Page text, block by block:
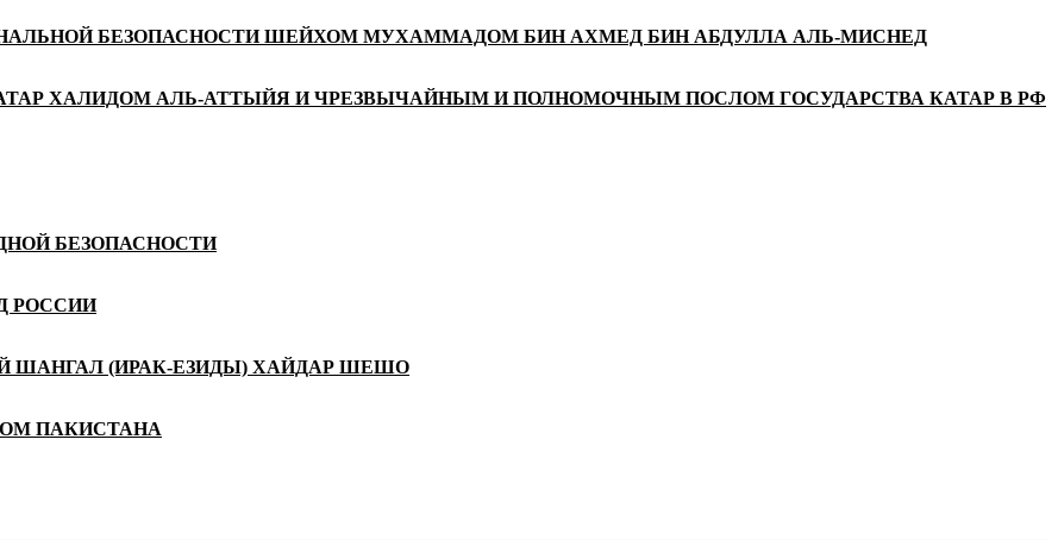
БЕЗОПАСНОСТИ ШЕЙХОМ МУХАММАДОМ БИН АХМЕД БИН АБДУЛЛА АЛЬ-МИСНЕД
ХАЛИДОМ АЛЬ-АТТЫЙЯ И ЧРЕЗВЫЧАЙНЫМ И ПОЛНОМОЧНЫМ ПОСЛОМ ГОСУДАРСТВА КАТАР В РФ
БЕЗОПАСНОСТИ
РОССИИ
(ИРАК-ЕЗИДЫ) ХАЙДАР ШЕШО
ПАКИСТАНА